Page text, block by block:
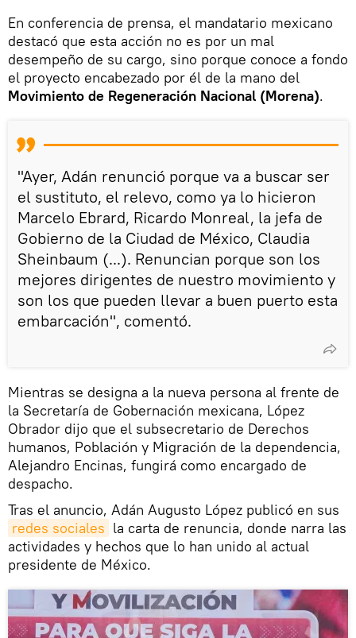
En conferencia de prensa, el mandatario mexicano
destacó que esta acción no es por un mal
desempeño de su cargo, sino porque conoce a fondo
el proyecto encabezado por él de la mano del
Movimiento de Regeneración Nacional (Morena).
"Ayer, Adán renunció porque va a buscar ser
el sustituto, el relevo, como ya lo hicieron
Marcelo Ebrard, Ricardo Monreal, la jefa de
Gobierno de la Ciudad de México, Claudia
Sheinbaum (...). Renuncian porque son los
mejores dirigentes de nuestro movimiento y
son los que pueden llevar a buen puerto esta
embarcación", comentó.
Mientras se designa a la nueva persona al frente de
la Secretaría de Gobernación mexicana, López
Obrador dijo que el subsecretario de Derechos
humanos, Población y Migración de la dependencia,
Alejandro Encinas, fungirá como encargado de
despacho.
Tras el anuncio, Adán Augusto López publicó en sus
redes sociales la carta de renuncia, donde narra las
actividades y hechos que lo han unido al actual
presidente de México.